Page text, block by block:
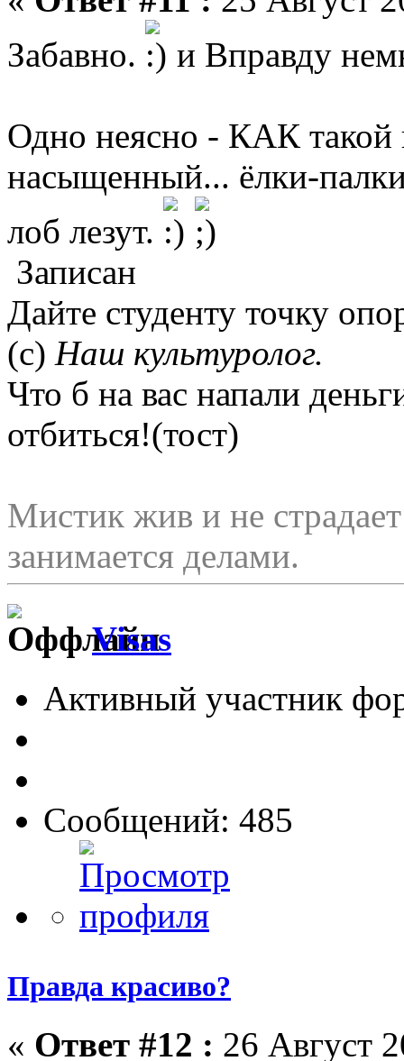
Забавно.
и Вправду
Одно неясно - КАК такой
насыщенный... ёлки-
лоб лезут.
Записан
Дайте студенту точку
(с) Наш культуролог.
Что б на вас напали
отбиться!(тост)
Мистик жив и не
занимается делами.
Visas
Активный участник
Сообщений: 485
Правда красиво?
« Ответ #12 : 26 Август